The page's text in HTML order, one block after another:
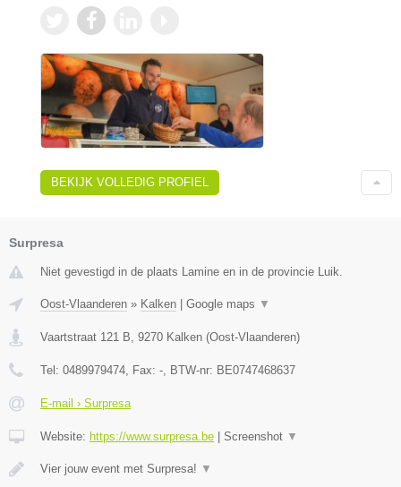
BEKIJK VOLLEDIG PROFIEL
Surpresa
Niet gevestigd in de plaats Lamine en in de provincie Luik.
Oost-Vlaanderen » Kalken | Google maps ▼
Vaartstraat 121 B 9270 Kalken (Oost-Vlaanderen)
Tel: 0489979474 , Fax: - , BTW-nr: BE0747468637
E-mail › Surpresa
Website: https://www.surpresa.be | Screenshot ▼
Vier jouw event met Surpresa! ▼